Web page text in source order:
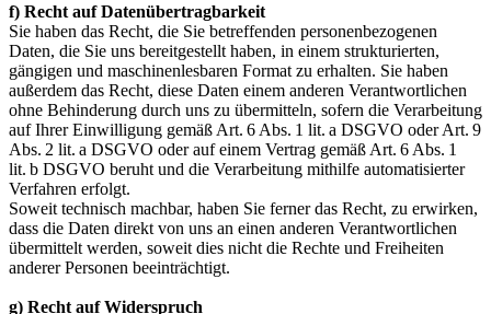
f) Recht auf Datenübertragbarkeit
Sie haben das Recht, die Sie betreffenden personenbezogenen
Daten, die Sie uns bereitgestellt haben, in einem strukturierten,
gängigen und maschinenlesbaren Format zu erhalten. Sie haben
außerdem das Recht, diese Daten einem anderen Verantwortlichen
ohne Behinderung durch uns zu übermitteln, sofern die Verarbeitung
auf Ihrer Einwilligung gemäß Art. 6 Abs. 1 lit. a DSGVO oder Art. 9
Abs. 2 lit. a DSGVO oder auf einem Vertrag gemäß Art. 6 Abs. 1
lit. b DSGVO beruht und die Verarbeitung mithilfe automatisierter
Verfahren erfolgt.
Soweit technisch machbar, haben Sie ferner das Recht, zu erwirken,
dass die Daten direkt von uns an einen anderen Verantwortlichen
übermittelt werden, soweit dies nicht die Rechte und Freiheiten
anderer Personen beeinträchtigt.
g) Recht auf Widerspruch